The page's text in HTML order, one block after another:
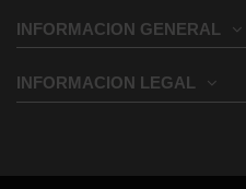
INFORMACION GENERAL
INFORMACION LEGAL